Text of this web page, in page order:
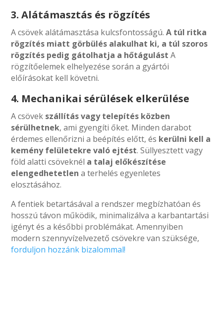
3. Alátámasztás és rögzítés
A csövek alátámasztása kulcsfontosságú.A túl ritka
rögzítés miatt görbülés alakulhat ki, a túl szoros
rögzítés pedig gátolhatja a hőtágulást A
rögzítőelemek elhelyezése során a gyártói
előírásokat kell követni.
4. Mechanikai sérülések elkerülése
A csövek szállítás vagy telepítés közben
sérülhetnek, ami gyengíti őket. Minden darabot
érdemes ellenőrizni a beépítés előtt, és kerülni kell a
kemény felületekre való ejtést. Süllyesztett vagy
föld alatti csöveknél a talaj előkészítése
elengedhetetlen a terhelés egyenletes
elosztásához.
A fentiek betartásával a rendszer megbízhatóan és
hosszú távon működik, minimalizálva a karbantartási
igényt és a későbbi problémákat. Amennyiben
modern szennyvízelvezető csövekre van szüksége,
forduljon hozzánk bizalommal!